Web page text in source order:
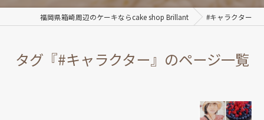
福岡県箱崎周辺のケーキならcake shop Brillant #キャラクター
タグ『#キャラクター』のページ一覧